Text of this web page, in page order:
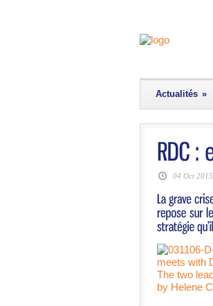
Actualités »
04 Oct 2015